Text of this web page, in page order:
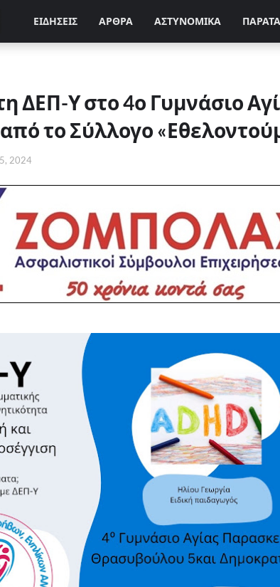
ΕΙΔΗΣΕΙΣ ΑΡΘΡΑ ΑΣΤΥΝΟΜΙΚΑ
ΔΕΠ-Υ στο 4ο Γυμνάσιο
το Σύλλογο
2024